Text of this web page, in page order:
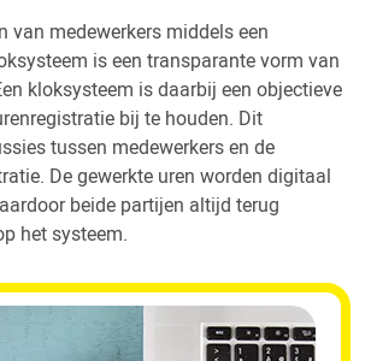
van medewerkers middels een
is een transparante vorm van
kloksysteem is daarbij een objectieve
bij te houden. Dit
tussen medewerkers en de
De gewerkte uren worden digitaal
beide partijen altijd terug
het systeem.